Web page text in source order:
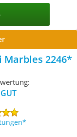
2246